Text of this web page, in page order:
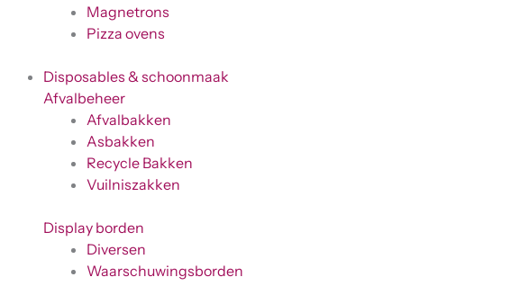
Magnetrons
Pizza ovens
Disposables & schoonmaak
Afvalbeheer
Afvalbakken
Asbakken
Recycle Bakken
Vuilniszakken
Display borden
Diversen
Waarschuwingsborden